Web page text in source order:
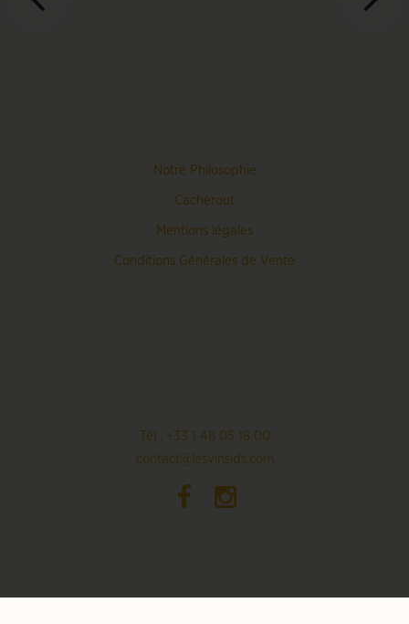
Notre Philosophie
Cacherout
Mentions légales
Conditions Générales de Vente
Tél : +33 1 48 05 18 00
contact@lesvinsids.com